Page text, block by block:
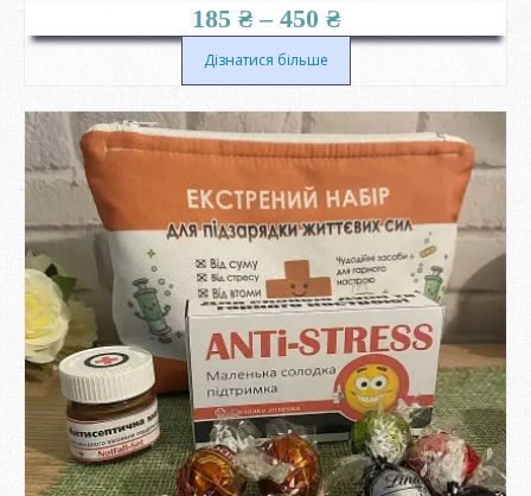
185 ₴ – 450 ₴Діапазон
цін:
від
до
450 ₴
Дізнатися більше